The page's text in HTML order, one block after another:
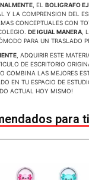
, EL BOLIGRAFO
Y LA COMPRENSION DEL
CONCEPTUALES CON
DE IGUAL MANERA ,
PARA UN TRASLADO
, ADQUIRIR ESTE
DE ESCRITORIO
COMBINA LAS MEJORES
EN TU ESPACIO DE
ACTUAL HOY MISMO!
para ti